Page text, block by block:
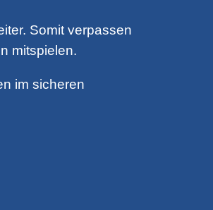
Somit verpassen
mitspielen.
im sicheren